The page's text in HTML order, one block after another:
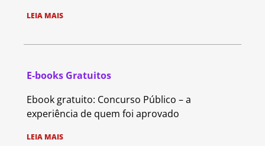
LEIA MAIS
E-books Gratuitos
Ebook gratuito: Concurso Público – a
experiência de quem foi aprovado
LEIA MAIS